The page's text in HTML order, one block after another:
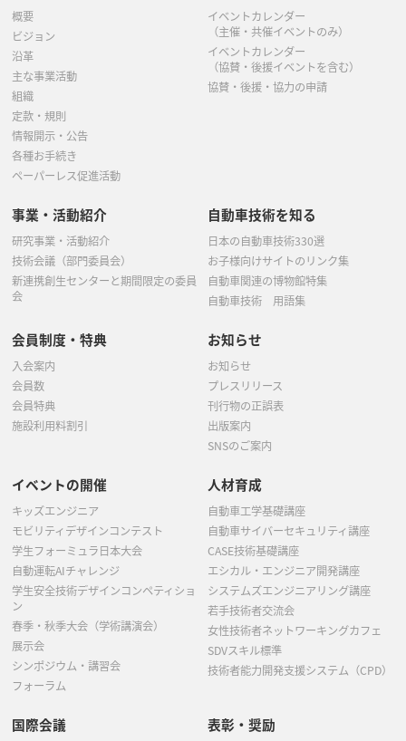
概要
ビジョン
沿革
主な事業活動
組織
定款・規則
情報開示・公告
各種お手続き
ペーパーレス促進活動
イベントカレンダー
（主催・共催イベントのみ）
イベントカレンダー
（協賛・後援イベントを含む）
協賛・後援・協力の申請
事業・活動紹介
研究事業・活動紹介
技術会議（部門委員会）
新連携創生センターと期間限定の委員
会
自動車技術を知る
日本の自動車技術330選
お子様向けサイトのリンク集
自動車関連の博物館特集
自動車技術 用語集
会員制度・特典
入会案内
会員数
会員特典
施設利用料割引
お知らせ
お知らせ
プレスリリース
刊行物の正誤表
出版案内
SNSのご案内
イベントの開催
キッズエンジニア
モビリティデザインコンテスト
学生フォーミュラ日本大会
自動運転AIチャレンジ
学生安全技術デザインコンペティショ
ン
春季・秋季大会（学術講演会）
展示会
シンポジウム・講習会
フォーラム
人材育成
自動車工学基礎講座
自動車サイバーセキュリティ講座
CASE技術基礎講座
エシカル・エンジニア開発講座
システムズエンジニアリング講座
若手技術者交流会
女性技術者ネットワーキングカフェ
SDVスキル標準
技術者能力開発支援システム（CPD）
国際会議 表彰・奨励